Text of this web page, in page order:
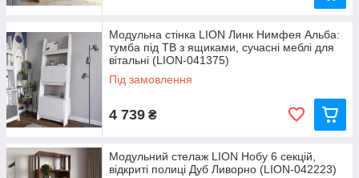
Модульна стінка LION Линк Нимфея Альба:
тумба під ТВ з ящиками, сучасні меблі для
вітальні (LION-041375)
Під замовлення
4 739 ₴
Модульний стелаж LION Нобу 6 секцій,
відкриті полиці Дуб Ливорно (LION-042223)